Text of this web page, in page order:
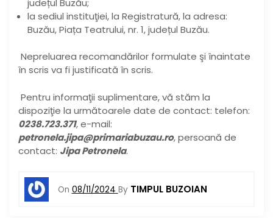
județul Buzău;
la sediul instituţiei, la Registratură, la adresa:
Buzău, Piața Teatrului, nr. 1, județul Buzău.
Nepreluarea recomandărilor formulate şi înaintate
în scris va fi justificată în scris.
Pentru informaţii suplimentare, vă stăm la
dispoziţie la următoarele date de contact: telefon:
0238.723.371, e-mail:
petronela.jipa@primariabuzau.ro, persoană de
contact: Jipa Petronela.
On 08/11/2024 By TIMPUL BUZOIAN